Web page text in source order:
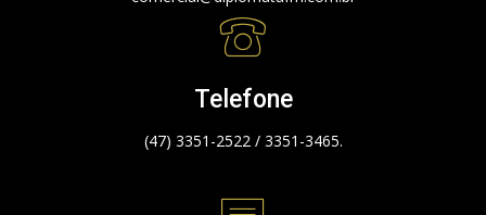
Telefone
(47) 3351-2522 / 3351-3465.